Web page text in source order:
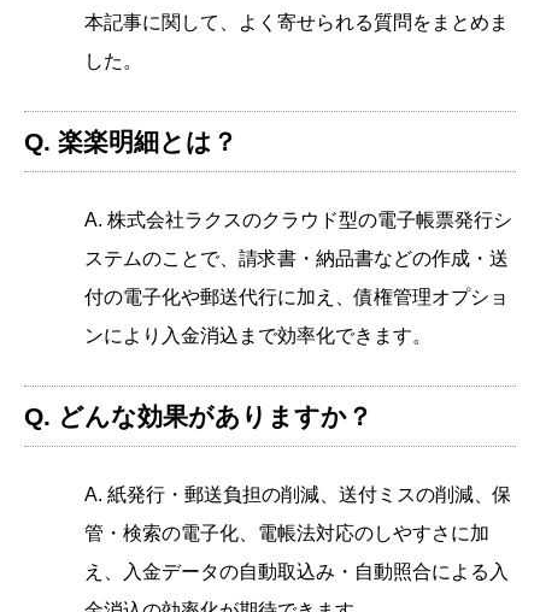
本記事に関して、よく寄せられる質問をまとめま
した。
Q. 楽楽明細とは？
A. 株式会社ラクスのクラウド型の電子帳票発行シ
ステムのことで、請求書・納品書などの作成・送
付の電子化や郵送代行に加え、債権管理オプショ
ンにより入金消込まで効率化できます。
Q. どんな効果がありますか？
A. 紙発行・郵送負担の削減、送付ミスの削減、保
管・検索の電子化、電帳法対応のしやすさに加
え、入金データの自動取込み・自動照合による入